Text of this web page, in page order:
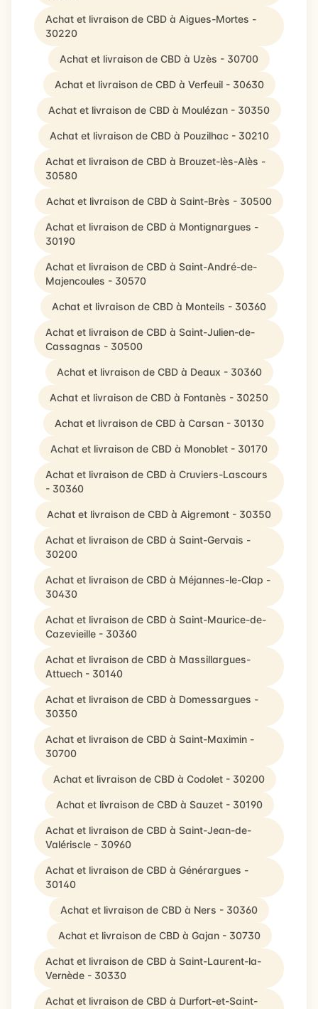
Achat et livraison de CBD à Aigues-Mortes -
30220
Achat et livraison de CBD à Uzès - 30700
Achat et livraison de CBD à Verfeuil - 30630
Achat et livraison de CBD à Moulézan - 30350
Achat et livraison de CBD à Pouzilhac - 30210
Achat et livraison de CBD à Brouzet-lès-Alès -
30580
Achat et livraison de CBD à Saint-Brès - 30500
Achat et livraison de CBD à Montignargues -
30190
Achat et livraison de CBD à Saint-André-de-
Majencoules - 30570
Achat et livraison de CBD à Monteils - 30360
Achat et livraison de CBD à Saint-Julien-de-
Cassagnas - 30500
Achat et livraison de CBD à Deaux - 30360
Achat et livraison de CBD à Fontanès - 30250
Achat et livraison de CBD à Carsan - 30130
Achat et livraison de CBD à Monoblet - 30170
Achat et livraison de CBD à Cruviers-Lascours
- 30360
Achat et livraison de CBD à Aigremont - 30350
Achat et livraison de CBD à Saint-Gervais -
30200
Achat et livraison de CBD à Méjannes-le-Clap -
30430
Achat et livraison de CBD à Saint-Maurice-de-
Cazevieille - 30360
Achat et livraison de CBD à Massillargues-
Attuech - 30140
Achat et livraison de CBD à Domessargues -
30350
Achat et livraison de CBD à Saint-Maximin -
30700
Achat et livraison de CBD à Codolet - 30200
Achat et livraison de CBD à Sauzet - 30190
Achat et livraison de CBD à Saint-Jean-de-
Valériscle - 30960
Achat et livraison de CBD à Générargues -
30140
Achat et livraison de CBD à Ners - 30360
Achat et livraison de CBD à Gajan - 30730
Achat et livraison de CBD à Saint-Laurent-la-
Vernède - 30330
Achat et livraison de CBD à Durfort-et-Saint-